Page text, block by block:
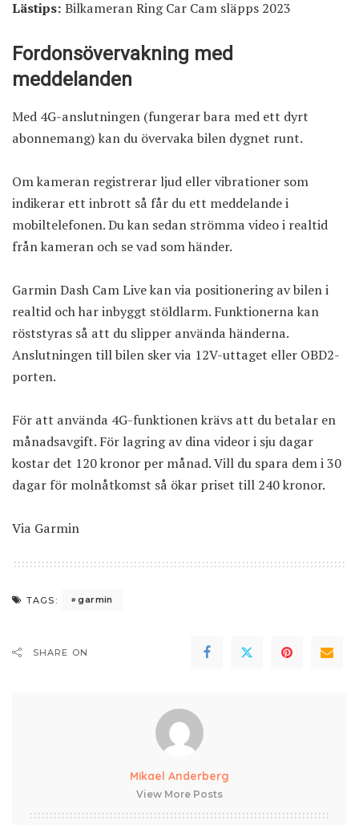
Lästips: Bilkameran Ring Car Cam släpps 2023
Fordonsövervakning med
meddelanden
Med 4G-anslutningen (fungerar bara med ett dyrt
abonnemang) kan du övervaka bilen dygnet runt.
Om kameran registrerar ljud eller vibrationer som
indikerar ett inbrott så får du ett meddelande i
mobiltelefonen. Du kan sedan strömma video i realtid
från kameran och se vad som händer.
Garmin Dash Cam Live kan via positionering av bilen i
realtid och har inbyggt stöldlarm. Funktionerna kan
röststyras så att du slipper använda händerna.
Anslutningen till bilen sker via 12V-uttaget eller OBD2-
porten.
För att använda 4G-funktionen krävs att du betalar en
månadsavgift. För lagring av dina videor i sju dagar
kostar det 120 kronor per månad. Vill du spara dem i 30
dagar för molnåtkomst så ökar priset till 240 kronor.
Via Garmin
TAGS: garmin
SHARE ON
Mikael Anderberg
View More Posts